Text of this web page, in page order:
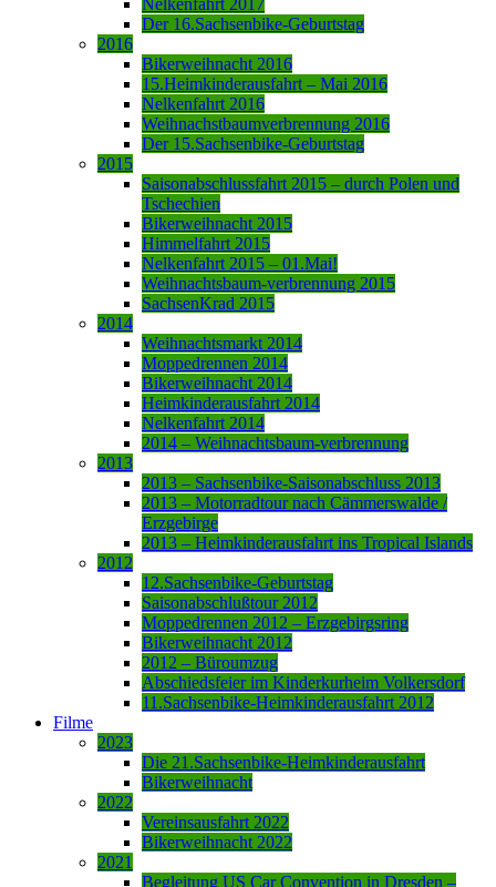
Der 16.Sachsenbike-Geburtstag
2016
Bikerweihnacht 2016
15.Heimkinderausfahrt – Mai 2016
Nelkenfahrt 2016
Weihnachstbaumverbrennung 2016
Der 15.Sachsenbike-Geburtstag
2015
Saisonabschlussfahrt 2015 – durch Polen und
Tschechien
Bikerweihnacht 2015
Himmelfahrt 2015
Nelkenfahrt 2015 – 01.Mai!
Weihnachtsbaum-verbrennung 2015
SachsenKrad 2015
2014
Weihnachtsmarkt 2014
Moppedrennen 2014
Bikerweihnacht 2014
Heimkinderausfahrt 2014
Nelkenfahrt 2014
2014 – Weihnachtsbaum-verbrennung
2013
2013 – Sachsenbike-Saisonabschluss 2013
2013 – Motorradtour nach Cämmerswalde /
Erzgebirge
2013 – Heimkinderausfahrt ins Tropical Islands
2012
12.Sachsenbike-Geburtstag
Saisonabschlußtour 2012
Moppedrennen 2012 – Erzgebirgsring
Bikerweihnacht 2012
2012 – Büroumzug
Abschiedsfeier im Kinderkurheim Volkersdorf
11.Sachsenbike-Heimkinderausfahrt 2012
Filme
2023
Die 21.Sachsenbike-Heimkinderausfahrt
Bikerweihnacht
2022
Vereinsausfahrt 2022
Bikerweihnacht 2022
2021
Begleitung US Car Convention in Dresden –